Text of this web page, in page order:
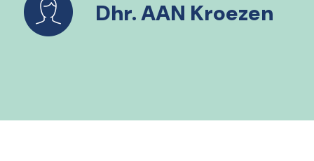
Dhr. AAN Kroezen